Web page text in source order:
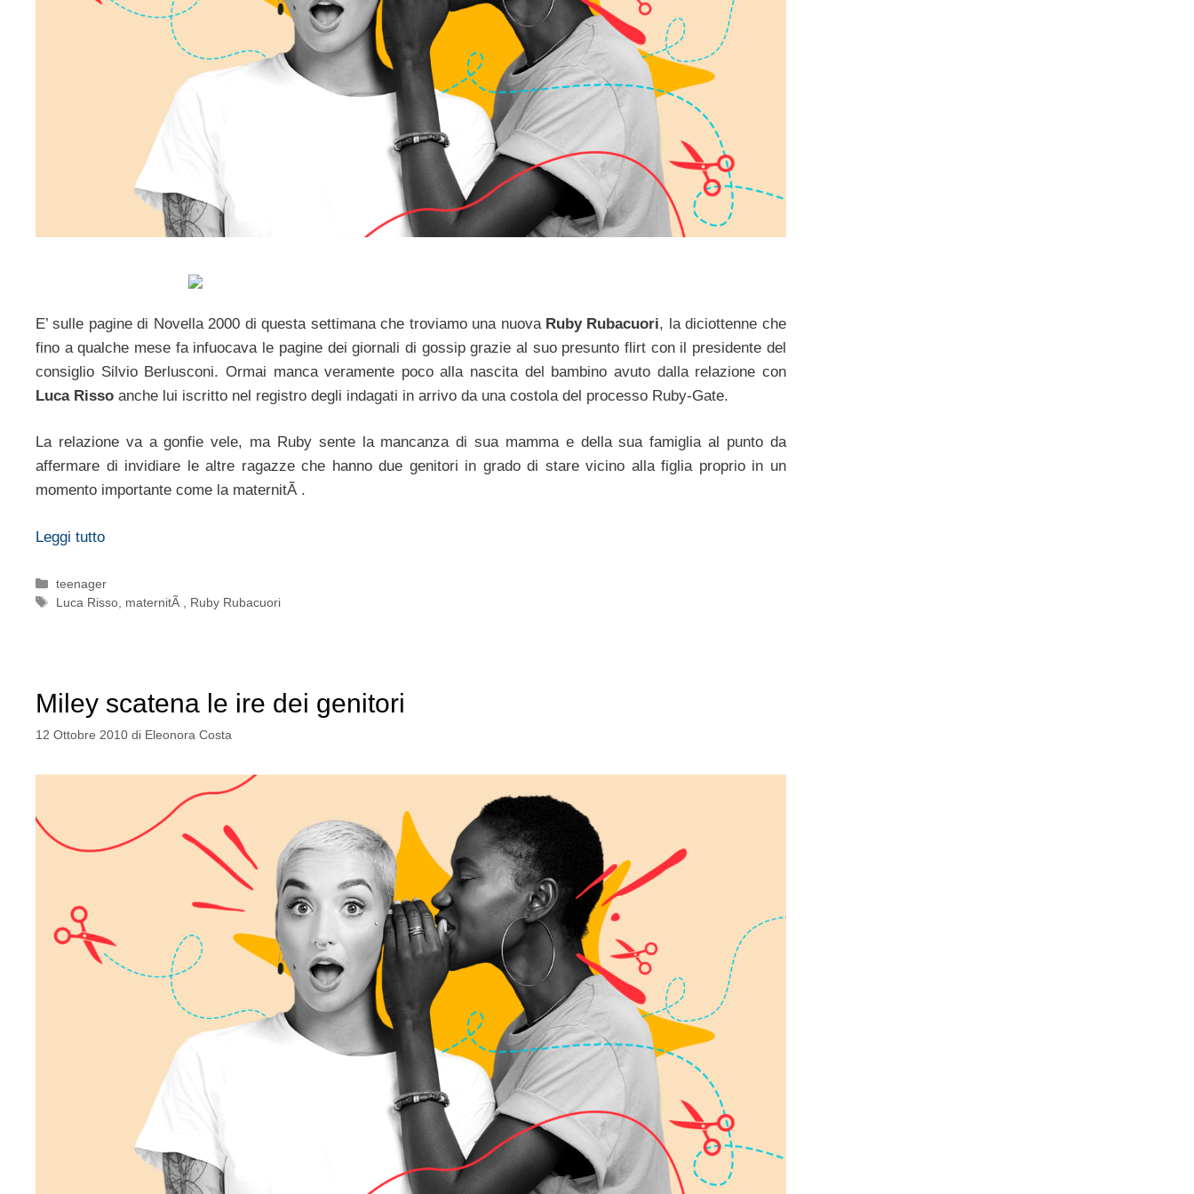
E’ sulle pagine di Novella 2000 di questa settimana che troviamo una nuova Ruby Rubacuori, la diciottenne che
fino a qualche mese fa infuocava le pagine dei giornali di gossip grazie al suo presunto flirt con il presidente del
consiglio Silvio Berlusconi. Ormai manca veramente poco alla nascita del bambino avuto dalla relazione con
Luca Risso anche lui iscritto nel registro degli indagati in arrivo da una costola del processo Ruby-Gate.
La relazione va a gonfie vele, ma Ruby sente la mancanza di sua mamma e della sua famiglia al punto da
affermare di invidiare le altre ragazze che hanno due genitori in grado di stare vicino alla figlia proprio in un
momento importante come la maternitÃ .
Leggi tutto
Categorie
teenager
Tag
Luca Risso maternitÃ Ruby Rubacuori
Miley scatena le ire dei genitori
12 Ottobre 2010 di Eleonora Costa